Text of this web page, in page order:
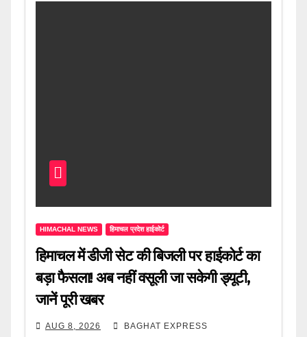
HIMACHAL NEWS हिमाचल प्रदेश हाईकोर्ट
हिमाचल में डीजी सेट की बिजली पर हाईकोर्ट का
बड़ा फैसला! अब नहीं वसूली जा सकेगी ड्यूटी,
जानें पूरी खबर
AUG 8, 2026 BAGHAT EXPRESS